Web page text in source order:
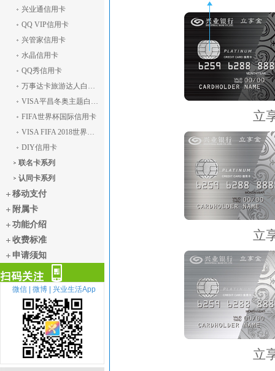
兴业通信用卡
QQ VIP信用卡
兴管家信用卡
水晶信用卡
QQ秀信用卡
万事达卡旅游达人白金信用卡（精英版）
VISA平昌冬奥主题白金信用卡(精英版)
FIFA世界杯国际信用卡
VISA FIFA 2018世界杯主题信用卡白金卡(精英版)
DIY信用卡
联名卡系列
认同卡系列
移动支付
附属卡
功能介绍
收费标准
申请须知
扫描关注
微信 | 微博 | 兴业生活App
立
立
立